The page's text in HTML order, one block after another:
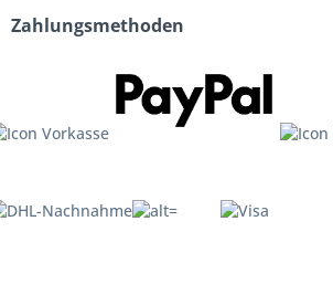
Zahlungsmethoden